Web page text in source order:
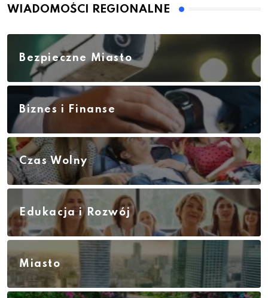
WIADOMOŚCI REGIONALNE
Bezpieczne Miasto
Biznes i Finanse
Czas Wolny
Edukacja i Rozwój
Miasto